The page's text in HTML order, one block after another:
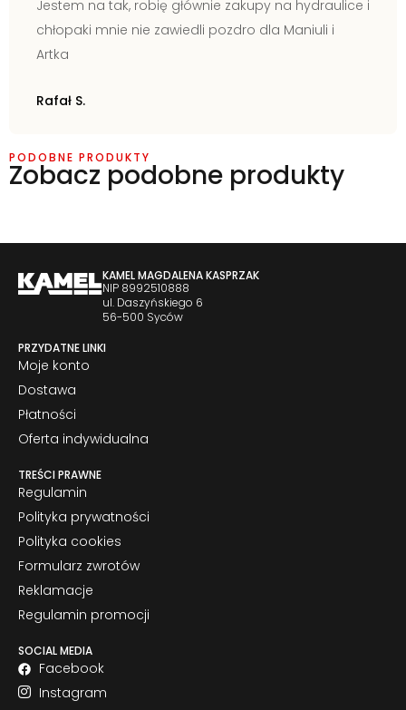
Jestem na tak, robię głównie zakupy na hydraulice i
chłopaki mnie nie zawiedli pozdro dla Maniuli i
Artka
Rafał S.
PODOBNE PRODUKTY
Zobacz podobne produkty
KAMEL MAGDALENA KASPRZAK
NIP 8992510888
ul. Daszyńskiego 6
56-500 Syców
PRZYDATNE LINKI
Moje konto
Dostawa
Płatności
Oferta indywidualna
TREŚCI PRAWNE
Regulamin
Polityka prywatności
Polityka cookies
Formularz zwrotów
Reklamacje
Regulamin promocji
SOCIAL MEDIA
Facebook
Instagram